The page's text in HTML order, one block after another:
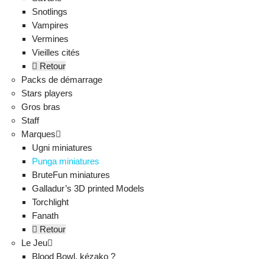
Snotlings
Vampires
Vermines
Vieilles cités
Retour
Packs de démarrage
Stars players
Gros bras
Staff
Marques
Ugni miniatures
Punga miniatures
BruteFun miniatures
Galladur’s 3D printed Models
Torchlight
Fanath
Retour
Le Jeu
Blood Bowl, kézako ?